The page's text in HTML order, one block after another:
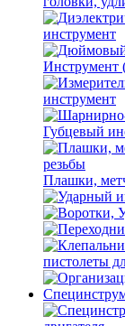
инструмент
Инструмент
инструмент
Губцевый
Плашки,
пистолеты